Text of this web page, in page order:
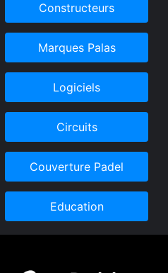
Constructeurs
Marques Palas
Logiciels
Circuits
Couverture Padel
Education